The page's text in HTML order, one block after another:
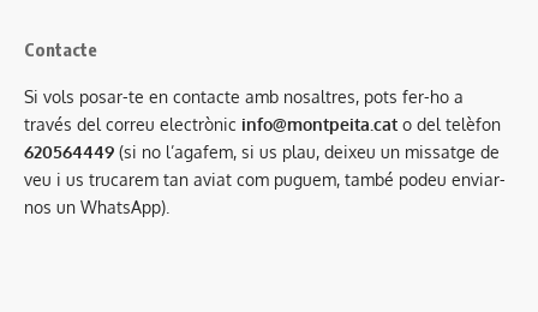
Contacte
Si vols posar-te en contacte amb nosaltres, pots fer-ho a
través del correu electrònic info@montpeita.cat o del telèfon
620564449 (si no l’agafem, si us plau, deixeu un missatge de
veu i us trucarem tan aviat com puguem, també podeu enviar-
nos un WhatsApp).